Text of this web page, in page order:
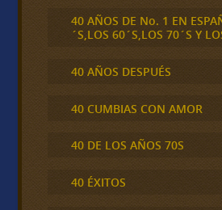
40 AÑOS DE No. 1 EN
´S,LOS 60´S,LOS 70´S Y
40 AÑOS DESPUÉS
40 CUMBIAS CON AMOR
40 DE LOS AÑOS 70S
40 ÉXITOS